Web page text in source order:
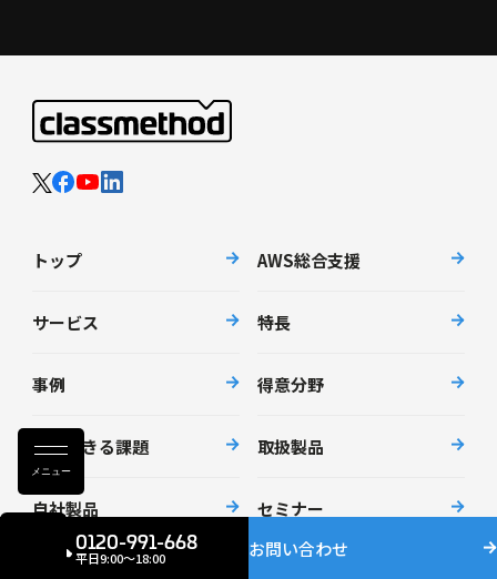
メニュー
トップ AWS総合支援
サービス 特長
事例 得意分野
解決できる課題 取扱製品
自社製品 セミナー
資料請求
0120-991-668
平日9:00〜18:00 お問い合わせ